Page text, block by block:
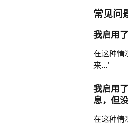
常见问
我启用
在这种情
来…"
我启用
息，但
在这种情